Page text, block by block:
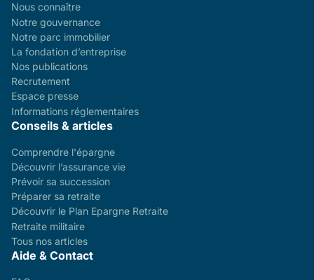
Nous connaître
Notre gouvernance
Notre parc immobilier
La fondation d’entreprise
Nos publications
Recrutement
Espace presse
Informations réglementaires
Conseils & articles
Comprendre l'épargne
Découvrir l’assurance vie
Prévoir sa succession
Préparer sa retraite
Découvrir le Plan Epargne Retraite
Retraite militaire
Tous nos articles
Aide & Contact